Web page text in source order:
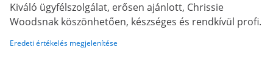
Kiváló ügyfélszolgálat, erősen ajánlott, Chrissie
Woodsnak köszönhetően, készséges és rendkívül profi.
Eredeti értékelés megjelenítése